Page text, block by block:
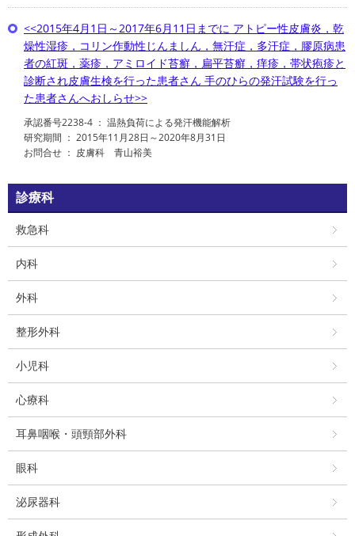
<<2015年4月1日～2017年6月11日までに アトピー性皮膚炎，乾
燥性湿疹，コリン作動性じんましん，無汗症，多汗症，膠原病患
者の紅斑，薬疹，アミロイド苔癬，扁平苔癬，痒疹，帯状疱疹と
診断され皮膚生検を行った患者さん 手のひらの発汗試験を行っ
た患者さんへおしらせ>>
承認番号2238-4 ： 温熱負荷による発汗機能解析
研究期間 ： 2015年11月28日～2020年8月31日
お問合せ ： 皮膚科 青山裕美
診療科
救急科
内科
外科
整形外科
小児科
心療科
耳鼻咽喉・頭頸部外科
眼科
泌尿器科